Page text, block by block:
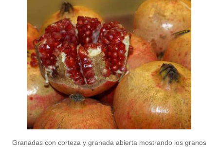
Granadas con corteza y granada abierta mostrando los granos